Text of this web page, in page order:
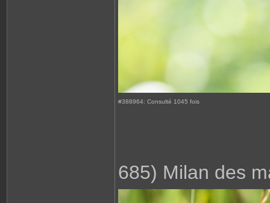
#388964: Consulté 1045 fois
685) Milan des